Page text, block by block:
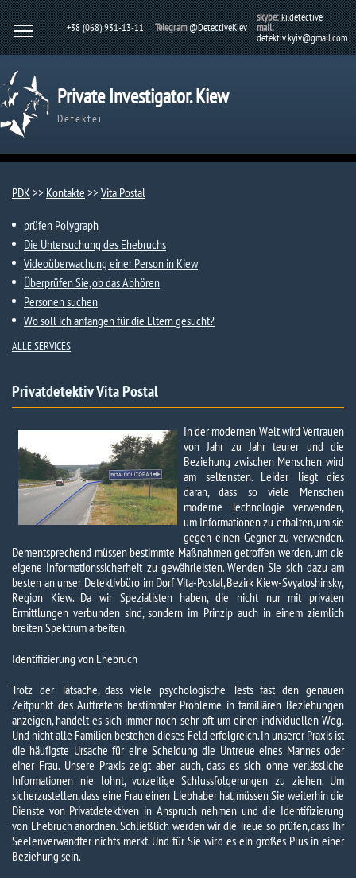
+38 (068) 931-13-11 Telegram@DetectiveKiev
skype:ki.detective
mail:
detektiv.kyiv@gmail.com
Private Investigator. Kiew
Detektei
PDK>> Kontakte >> Vita Postal​
prüfen Polygraph
Die Untersuchung des Ehebruchs
Videoüberwachung einer Person in Kiew
Überprüfen Sie, ob das Abhören
Personen suchen
Wo soll ich anfangen für die Eltern gesucht?
ALLE SERVICES
Privatdetektiv Vita Postal​
In der modernen Welt wird Vertrauen
von Jahr zu Jahr teurer und die
Beziehung zwischen Menschen wird
am seltensten. Leider liegt dies
daran, dass so viele Menschen
moderne Technologie verwenden,
um Informationen zu erhalten, um sie
gegen einen Gegner zu verwenden.
Dementsprechend müssen bestimmte Maßnahmen getroffen werden, um die
eigene Informationssicherheit zu gewährleisten. Wenden Sie sich dazu am
besten an unser Detektivbüro im Dorf Vita-Postal, Bezirk Kiew-Svyatoshinsky,
Region Kiew. Da wir Spezialisten haben, die nicht nur mit privaten
Ermittlungen verbunden sind, sondern im Prinzip auch in einem ziemlich
breiten Spektrum arbeiten.
Identifizierung von Ehebruch
Trotz der Tatsache, dass viele psychologische Tests fast den genauen
Zeitpunkt des Auftretens bestimmter Probleme in familiären Beziehungen
anzeigen, handelt es sich immer noch sehr oft um einen individuellen Weg.
Und nicht alle Familien bestehen dieses Feld erfolgreich. In unserer Praxis ist
die häufigste Ursache für eine Scheidung die Untreue eines Mannes oder
einer Frau. Unsere Praxis zeigt aber auch, dass es sich ohne verlässliche
Informationen nie lohnt, vorzeitige Schlussfolgerungen zu ziehen. Um
sicherzustellen, dass eine Frau einen Liebhaber hat, müssen Sie weiterhin die
Dienste von Privatdetektiven in Anspruch nehmen und die Identifizierung
von Ehebruch anordnen. Schließlich werden wir die Treue so prüfen, dass Ihr
Seelenverwandter nichts merkt. Und für Sie wird es ein großes Plus in einer
Beziehung sein.